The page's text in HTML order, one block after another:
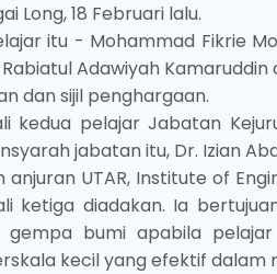
Long, 18 Februari lalu.
itu - Mohammad Fikrie
Adawiyah
dan sijil penghargaan.
kedua pelajar Jabatan
jabatan itu, Dr. Izian
anjuran UTAR, Institute of
ketiga diadakan. Ia
gempa bumi apabila
kecil yang efektif dalam